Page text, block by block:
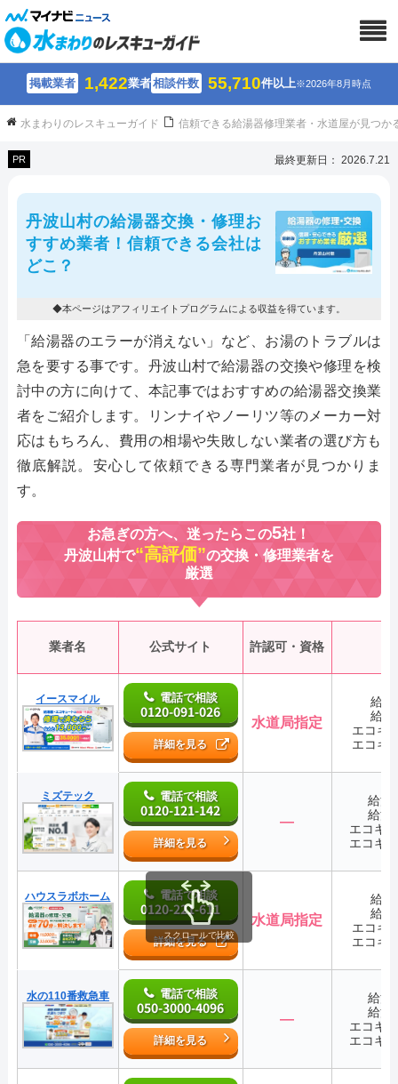
掲載業者 1,422業者相談件数 55,710件以上※2026年8月時点
水まわりのレスキューガイド 信頼できる給湯器修理業者・水道屋が見つか
PR 最終更新日： 2026.7.21
丹波山村の給湯器交換・修理お
すすめ業者！信頼できる会社は
どこ？
◆本ページはアフィリエイトプログラムによる収益を得ています。
「給湯器のエラーが消えない」など、お湯のトラブルは
急を要する事です。丹波山村で給湯器の交換や修理を検
討中の方に向けて、本記事ではおすすめの給湯器交換業
者をご紹介します。リンナイやノーリツ等のメーカー対
応はもちろん、費用の相場や失敗しない業者の選び方も
徹底解説。安心して依頼できる専門業者が見つかりま
す。
お急ぎの方へ、迷ったらこの5社！
丹波山村で“高評価”の交換・修理業者を
厳選
業者名 公式サイト 許認可・資格
イースマイル 電話で相談
0120-091-026
詳細を見る
水道局指定
給
給
エコキ
エコキ
ミズテック 電話で相談
0120-121-142
詳細を見る
―
給湯
給湯
エコキ
エコキ
ハウスラボホーム 電話で相談
0120-221-611
詳細を見る
水道局指定
給
給
エコキ
エコキ
水の110番救急車 電話で相談
050-3000-4096
詳細を見る
―
給湯
給湯
エコキ
エコキ
スクロールで比較